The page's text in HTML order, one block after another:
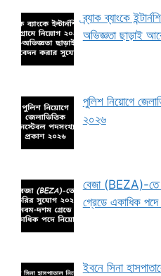
ব্র্যাক ব্যাংকে
অভিজ্ঞতা ছাড়াই
পুলিশ নিয়োগে
২০২৬
বেজা (BEZA)-তে
গ্রেডে একাধিক পদে
ইবনে সিনা